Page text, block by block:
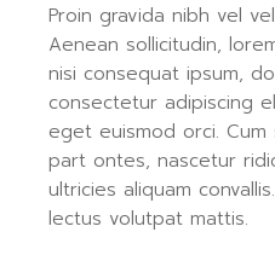
Proin gravida nibh vel
Aenean sollicitudin,
nisi consequat ipsum,
consectetur adipiscing
eget euismod orci.
part ontes, nascetur
ultricies aliquam
lectus volutpat mattis.